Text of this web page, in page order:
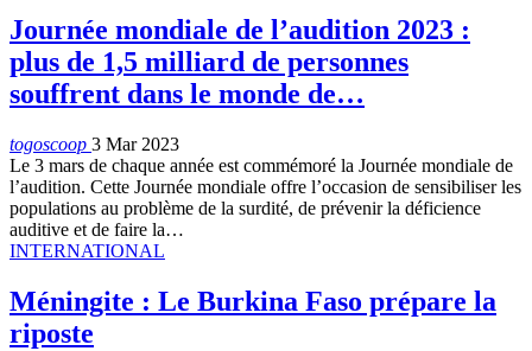
Journée mondiale de l’audition 2023 :
plus de 1,5 milliard de personnes
souffrent dans le monde de…
togoscoop 3 Mar 2023
Le 3 mars de chaque année est commémoré la Journée mondiale de
l’audition. Cette Journée mondiale offre l’occasion de sensibiliser les
populations au problème de la surdité, de prévenir la déficience
auditive et de faire la…
INTERNATIONAL
Méningite : Le Burkina Faso prépare la
riposte